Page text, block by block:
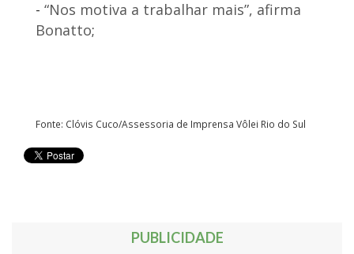
- “Nos motiva a trabalhar mais”, afirma
Bonatto;
Fonte: Clóvis Cuco/Assessoria de Imprensa Vôlei Rio do Sul
PUBLICIDADE